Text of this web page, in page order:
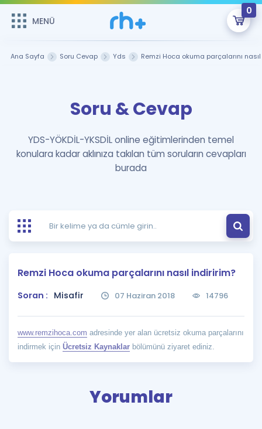
MENÜ
0
Şifremi Hatırlamıyorum
GİRİŞ YAP
Remzi Hoca ile seni sınava hazırlayacak onlarca eğitim seni
bekliyor!
MENÜ
Çalışma Paketleri
Kitaplar ve Kaynaklar
Ücretsiz Kaynaklar
Puan Hesaplama
Rehberlik Aracı
Kampanyalar
İngilizce Gramer
Blog
İngilizce Gramer
Hakkımızda
Ana Sayfa Soru Cevap Yds Remzi Hoca okuma parçalarını
Soru & Cevap
YDS-YÖKDİL-YKSDİL online eğitimlerinden temel
konulara kadar aklınıza takılan tüm soruların cevapları
burada
Remzi Hoca okuma parçalarını nasıl indiririm?
Soran : Misafir 07 Haziran 2018 14796
www.remzihoca.com adresinde yer alan ücretsiz okuma parçalarını
indirmek için Ücretsiz Kaynaklar bölümünü ziyaret ediniz.
Yorumlar